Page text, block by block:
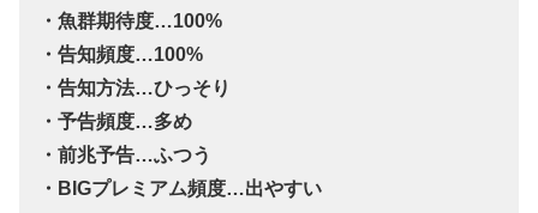
・魚群期待度…100%
・告知頻度…100%
・告知方法…ひっそり
・予告頻度…多め
・前兆予告…ふつう
・BIGプレミアム頻度…出やすい